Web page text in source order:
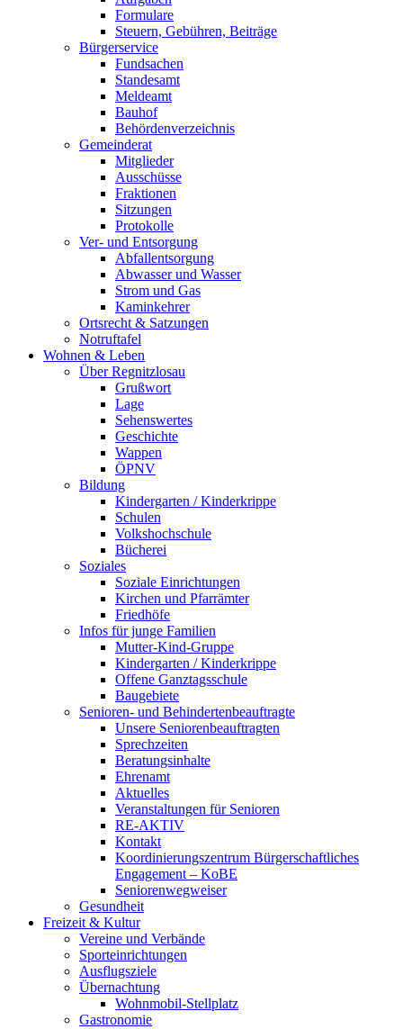
Formulare
Steuern, Gebühren, Beiträge
Bürgerservice
Fundsachen
Standesamt
Meldeamt
Bauhof
Behördenverzeichnis
Gemeinderat
Mitglieder
Ausschüsse
Fraktionen
Sitzungen
Protokolle
Ver- und Entsorgung
Abfallentsorgung
Abwasser und Wasser
Strom und Gas
Kaminkehrer
Ortsrecht & Satzungen
Notruftafel
Wohnen & Leben
Über Regnitzlosau
Grußwort
Lage
Sehenswertes
Geschichte
Wappen
ÖPNV
Bildung
Kindergarten / Kinderkrippe
Schulen
Volkshochschule
Bücherei
Soziales
Soziale Einrichtungen
Kirchen und Pfarrämter
Friedhöfe
Infos für junge Familien
Mutter-Kind-Gruppe
Kindergarten / Kinderkrippe
Offene Ganztagsschule
Baugebiete
Senioren- und Behindertenbeauftragte
Unsere Seniorenbeauftragten
Sprechzeiten
Beratungsinhalte
Ehrenamt
Aktuelles
Veranstaltungen für Senioren
RE-AKTIV
Kontakt
Koordinierungszentrum Bürgerschaftliches
Engagement – KoBE
Seniorenwegweiser
Gesundheit
Freizeit & Kultur
Vereine und Verbände
Sporteinrichtungen
Ausflugsziele
Übernachtung
Wohnmobil-Stellplatz
Gastronomie